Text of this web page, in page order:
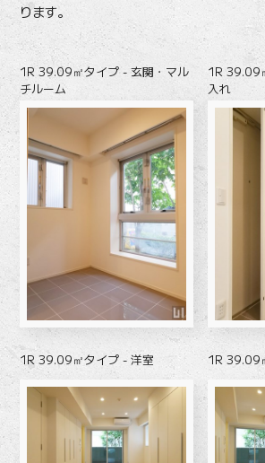
ります。
1R 39.09㎡タイプ - 玄関・マル
チルーム
1R 39.09
入れ
1R 39.09㎡タイプ - 洋室 1R 39.09